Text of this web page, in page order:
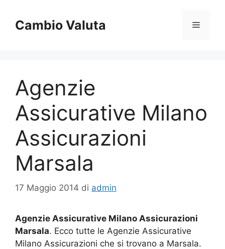
contenuto
Cambio Valuta Menu
Agenzie
Assicurative Milano
Assicurazioni
Marsala
17 Maggio 2014 di admin
Agenzie Assicurative Milano Assicurazioni
Marsala. Ecco tutte le Agenzie Assicurative
Milano Assicurazioni che si trovano a Marsala.